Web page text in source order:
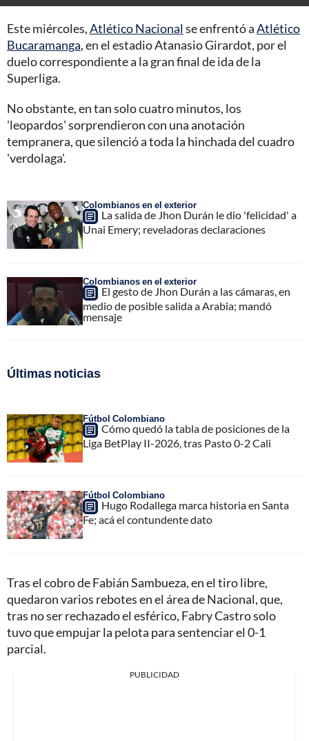
Este miércoles,Atlético Nacionalse enfrentó aAtlético
Bucaramanga, en el estadio Atanasio Girardot, por el
duelo correspondiente a la gran final de ida de la
Superliga.
No obstante, en tan solo cuatro minutos, los
'leopardos' sorprendieron con una anotación
tempranera, que silenció a toda la hinchada del cuadro
'verdolaga'.
Colombianos en el exterior
La salida de Jhon Durán le dio 'felicidad' a
Unai Emery; reveladoras declaraciones
Colombianos en el exterior
El gesto de Jhon Durán a las cámaras, en
medio de posible salida a Arabia; mandó
mensaje
Últimas noticias
Fútbol Colombiano
Cómo quedó la tabla de posiciones de la
Liga BetPlay II-2026, tras Pasto 0-2 Cali
Fútbol Colombiano
Hugo Rodallega marca historia en Santa
Fe; acá el contundente dato
Tras el cobro de Fabián Sambueza, en el tiro libre,
quedaron varios rebotes en el área de Nacional, que,
tras no ser rechazado el esférico, Fabry Castro solo
tuvo que empujar la pelota para sentenciar el 0-1
parcial.
PUBLICIDAD